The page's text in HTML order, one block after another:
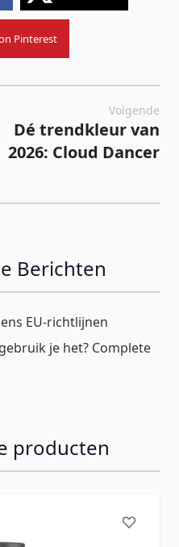
Pinterest
Volgende
Dé trendkleur van
2026: Cloud Dancer
Berichten
EU-richtlijnen
je het? Complete
producten